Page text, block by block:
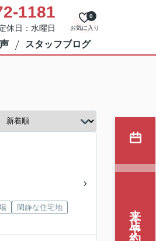
1181
休日：水曜日 お気に入り
0
スタッフブログ
閑静な住宅地
来店予約